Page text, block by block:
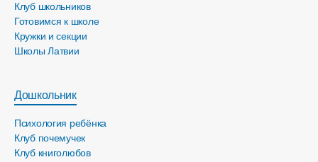
Клуб школьников
Готовимся к школе
Кружки и секции
Школы Латвии
Дошкольник
Психология ребёнка
Клуб почемучек
Клуб книголюбов